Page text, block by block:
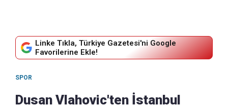
Linke Tıkla, Türkiye Gazetesi'ni Google
Favorilerine Ekle!
SPOR
Dusan Vlahovic'ten İstanbul